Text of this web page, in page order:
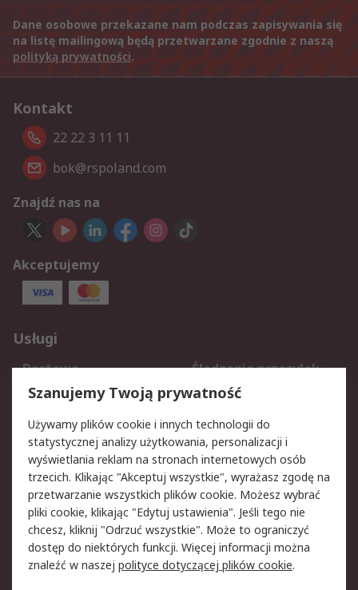
Dane osobowe przekazane nam podczas zapisywania się
na listę mailingową będą przetwarzane zgodnie z naszą
polityką prywatności.
Kontakt
22 22 3 11 11
bok@rspoland.com
Znajdź nas na
Akceptujemy
Usługi
Dostawa
Śledzenie przesyłek
Reklamacje i zwroty
Rejestracja
Aspekty prawne
Bezpieczeństwo e-
maila
Polityka dotycząca
plików cookie
Polityka prywatności
Użytkowanie witryny
Zastrzeżenia prawne
Warunki Sprzedaży
Szanujemy Twoją prywatność
Używamy plików cookie i innych technologii do
statystycznej analizy użytkowania, personalizacji i
wyświetlania reklam na stronach internetowych osób
trzecich. Klikając "Akceptuj wszystkie", wyrażasz zgodę na
przetwarzanie wszystkich plików cookie. Możesz wybrać
pliki cookie, klikając "Edytuj ustawienia". Jeśli tego nie
chcesz, kliknij "Odrzuć wszystkie". Może to ograniczyć
dostęp do niektórych funkcji. Więcej informacji można
znaleźć w naszej polityce dotyczącej plików cookie.